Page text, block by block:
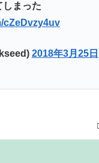
しまった
cZeDvzy4uv
2018年3月25日